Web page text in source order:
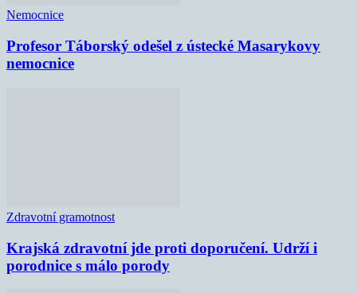
Nemocnice
Profesor Táborský odešel z ústecké Masarykovy
nemocnice
Zdravotní gramotnost
Krajská zdravotní jde proti doporučení. Udrží i
porodnice s málo porody